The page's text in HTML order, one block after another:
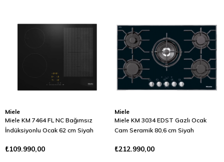
Miele
Miele KM 7464 FL NC Bağımsız
İndüksiyonlu Ocak 62 cm Siyah
₺109.990,00
Miele
Miele KM 3034 EDST Gazlı Ocak
Cam Seramik 80,6 cm Siyah
₺212.990,00